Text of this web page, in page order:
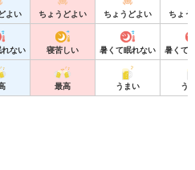
よい ちょうどよい ちょうどよい ちょう
れない 寝苦しい 暑くて眠れない 暑くて
最高 うまい う